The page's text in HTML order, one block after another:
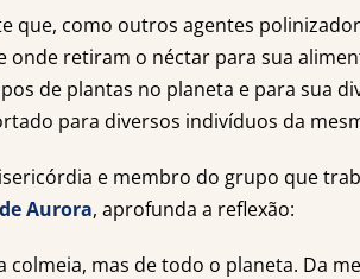
que, como outros agentes
retiram o néctar para sua
de plantas no planeta e para sua
para diversos indivíduos da
e membro do grupo que
Aurora, aprofunda a reflexão:
colmeia, mas de todo o planeta. Da